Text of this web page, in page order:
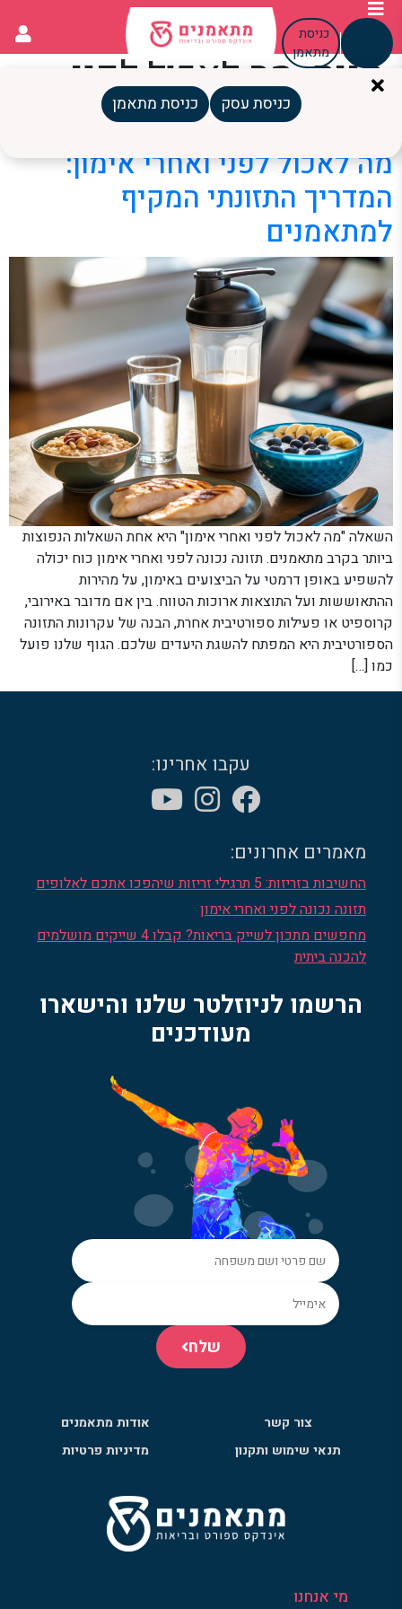
כניסת
מתאמן
כניסת עסק כניסת מתאמן
תגית:מה לאכול לפני
מה לאכול לפני ואחרי אימון:
המדריך התזונתי המקיף
למתאמנים
השאלה "מה לאכול לפני ואחרי אימון" היא אחת השאלות הנפוצות
ביותר בקרב מתאמנים. תזונה נכונה לפני ואחרי אימון כוח יכולה
להשפיע באופן דרמטי על הביצועים באימון, על מהירות
ההתאוששות ועל התוצאות ארוכות הטווח. בין אם מדובר באירובי,
קרוספיט או פעילות ספורטיבית אחרת, הבנה של עקרונות התזונה
הספורטיבית היא המפתח להשגת היעדים שלכם. הגוף שלנו פועל
כמו […]
עקבו אחרינו:
מאמרים אחרונים:
החשיבות בזריזות: 5 תרגילי זריזות שיהפכו אתכם לאלופים
תזונה נכונה לפני ואחרי אימון
מחפשים מתכון לשייק בריאות? קבלו 4 שייקים מושלמים
להכנה ביתית
הרשמו לניוזלטר שלנו והישארו
מעודכנים
שלח
צור קשר
אודות מתאמנים
תנאי שימוש ותקנון
מדיניות פרטיות
מי אנחנו